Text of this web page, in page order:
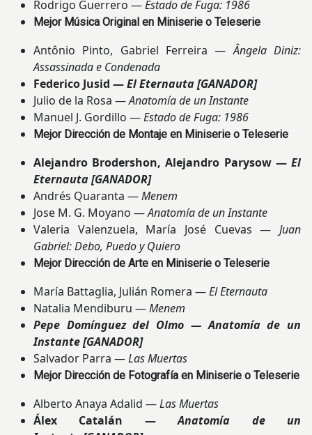
Rodrigo Guerrero —Estado de Fuga: 1986
Mejor Música Original en Miniserie o Teleserie
Antônio Pinto, Gabriel Ferreira —Ângela Diniz:
Assassinada e Condenada
Federico Jusid —El Eternauta[GANADOR]
Julio de la Rosa —Anatomía de un Instante
Manuel J. Gordillo —Estado de Fuga: 1986
Mejor Dirección de Montaje en Miniserie o Teleserie
Alejandro Brodershon, Alejandro Parysow — El
Eternauta[GANADOR]
Andrés Quaranta —Menem
Jose M. G. Moyano —Anatomía de un Instante
Valeria Valenzuela, María José Cuevas — Juan
Gabriel: Debo, Puedo y Quiero
Mejor Dirección de Arte en Miniserie o Teleserie
María Battaglia, Julián Romera —El Eternauta
Natalia Mendiburu —Menem
Pepe Domínguez del Olmo — Anatomía de un
Instante[GANADOR]
Salvador Parra —Las Muertas
Mejor Dirección de Fotografía en Miniserie o Teleserie
Alberto Anaya Adalid —Las Muertas
Álex Catalán —Anatomía de un